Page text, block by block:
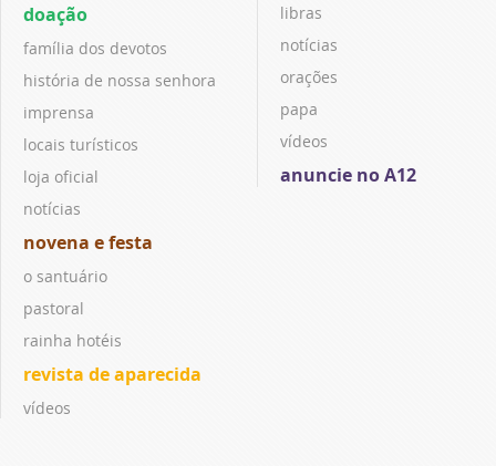
doação
família dos devotos
história de nossa senhora
imprensa
locais turísticos
loja oficial
notícias
novena e festa
o santuário
pastoral
rainha hotéis
revista de aparecida
vídeos
libras
notícias
orações
papa
vídeos
anuncie no A12